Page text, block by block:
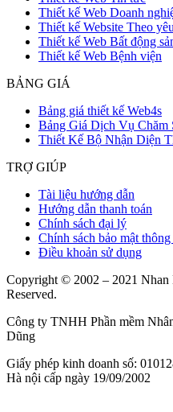
Thiết kế Web Doanh
Thiết kế Website Theo
Thiết kế Web Bất động
Thiết kế Web Bệnh viện
BẢNG GIÁ
Bảng giá thiết kế Web4s
Bảng Giá Dịch Vụ Chăm
Thiết Kế Bộ Nhận Diện
TRỢ GIÚP
Tài liệu hướng dẫn
Hướng dẫn thanh toán
Chính sách đại lý
Chính sách bảo mật
Điều khoản sử dụng
Copyright © 2002 – 2021
Reserved.
Công ty TNHH Phần mềm
Dũng
Giấy phép kinh doanh số:
Hà nội cấp ngày 19/09/2002